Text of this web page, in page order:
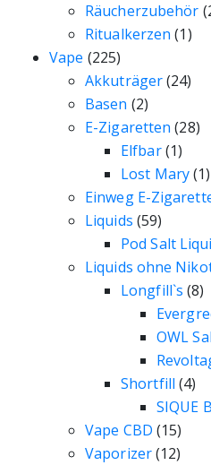
Räucherzubehör
Ritualkerzen (1)
Vape (225)
Akkuträger(24)
Basen (2)
E-Zigaretten (28)
Elfbar(1)
Lost Mary(1)
Einweg E-
Liquids (59)
Pod Salt
Liquids ohne
Longfill`s (8)
OWL
Shortfill (4)
SIQUE
Vape CBD (15)
Vaporizer(12)